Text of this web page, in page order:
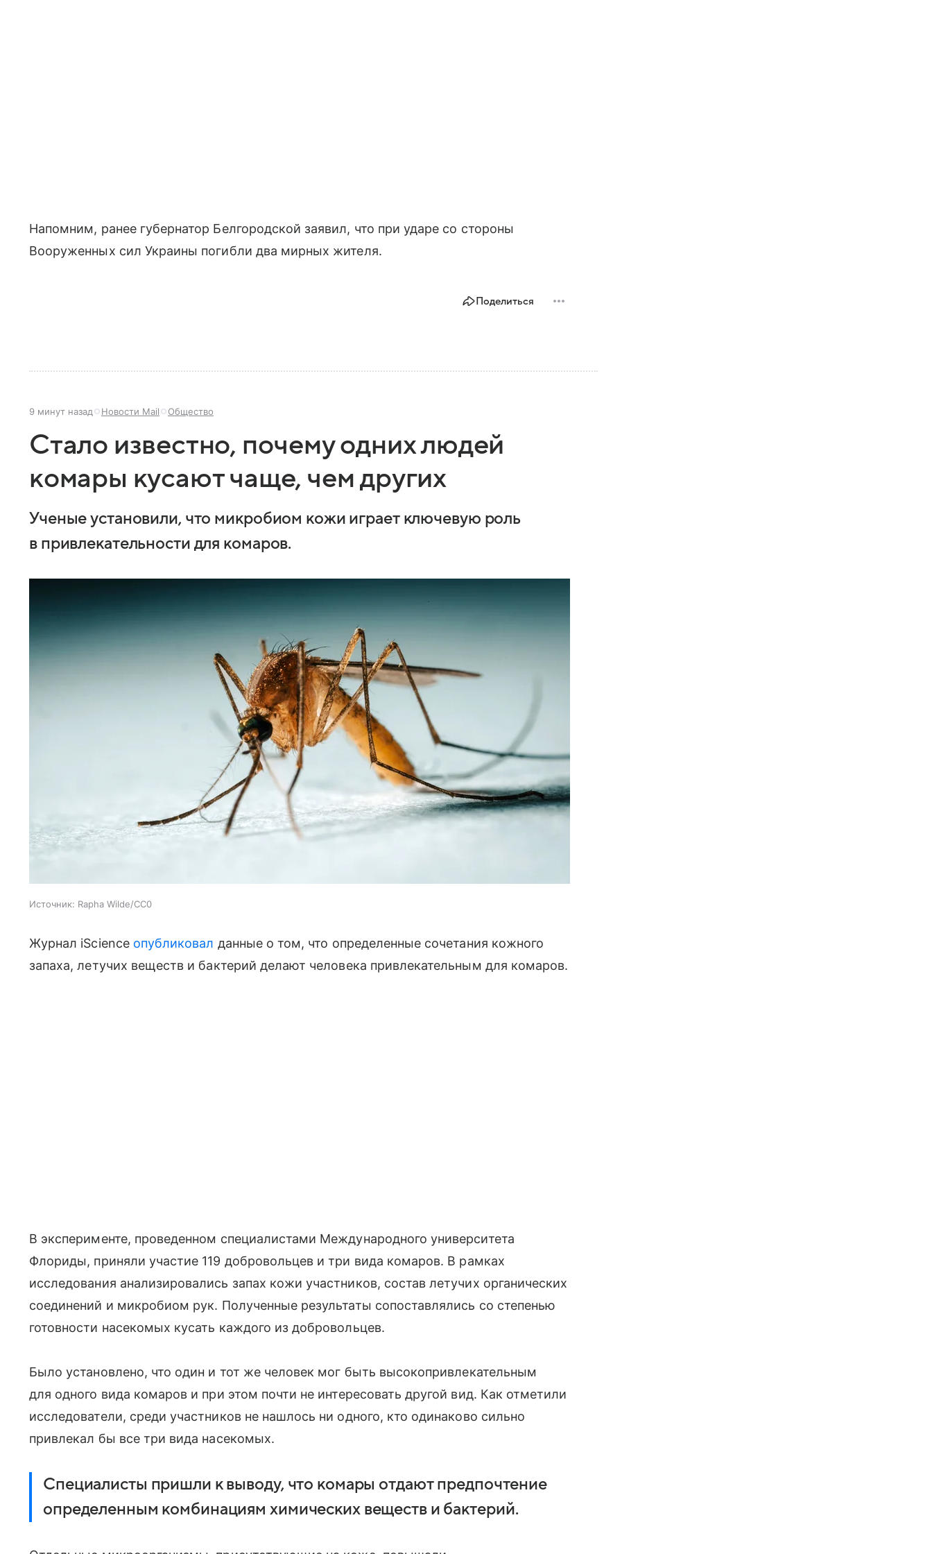
Напомним, ранее губернатор Белгородской заявил, что при ударе со стороны
Вооруженных сил Украины погибли два мирных жителя.
Поделиться
9 минут назад Новости Mail Общество
Стало известно, почему одних людей
комары кусают чаще, чем других
Ученые установили, что микробиом кожи играет ключевую роль
в привлекательности для комаров.
Источник: Rapha Wilde/CC0
Журнал iScience опубликовал данные о том, что определенные сочетания кожного
запаха, летучих веществ и бактерий делают человека привлекательным для комаров.
В эксперименте, проведенном специалистами Международного университета
Флориды, приняли участие 119 добровольцев и три вида комаров. В рамках
исследования анализировались запах кожи участников, состав летучих органических
соединений и микробиом рук. Полученные результаты сопоставлялись со степенью
готовности насекомых кусать каждого из добровольцев.
Было установлено, что один и тот же человек мог быть высокопривлекательным
для одного вида комаров и при этом почти не интересовать другой вид. Как отметили
исследователи, среди участников не нашлось ни одного, кто одинаково сильно
привлекал бы все три вида насекомых.
Специалисты пришли к выводу, что комары отдают предпочтение
определенным комбинациям химических веществ и бактерий.